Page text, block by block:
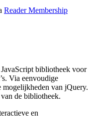
Reader Membership
bibliotheek voor
Via eenvoudige
mogelijkheden van jQuery.
de bibliotheek.
en